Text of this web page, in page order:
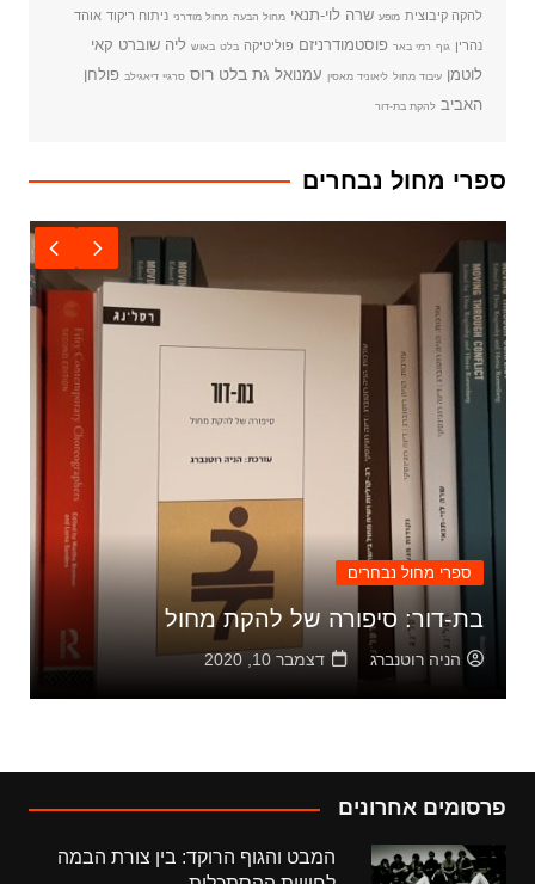
להקה קיבוצית מופע שרה לוי-תנאי מחול הבעה מחול מודרני ניתוח ריקוד אוהד
נהרין גוף רמי באר פוסטמודרניזם פוליטיקה בלט באוש ליה שוברט קאי
לוטמן עיבוד מחול ליאוניד מאסין עמנואל גת בלט רוס סרגיי דיאגילב פולחן
האביב להקת בת-דור
ספרי מחול נבחרים
ספרי מחול נבחרים
בת-דור: סיפורה של להקת מחול
הניה רוטנברג דצמבר 10, 2020
פרסומים אחרונים
המבט והגוף הרוקד: בין צורת הבמה